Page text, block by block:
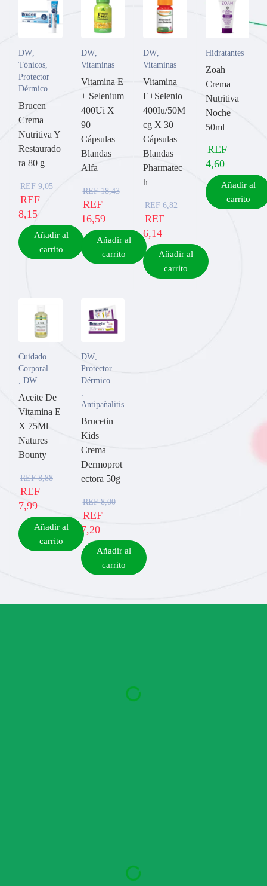
DW
Tónicos
Protector
Dérmico
Brucen
Crema
Nutritiva Y
Restaurado
ra 80 g
REF9,05
REF
8,15
Añadir al
carrito
DW,
Vitaminas
Vitamina E
+ Selenium
400Ui X
90
Cápsulas
Blandas
Alfa
REF18,43
REF
16,59
Añadir al
carrito
DW
Vitaminas
Vitamina
E+Selenio
400Iu/50M
cg X 30
Cápsulas
Blandas
Pharmatec
h
REF6,82
REF
6,14
Añadir al
carrito
Hidratantes
Zoah
Crema
Nutritiva
Noche
50ml
REF
4,60
Añadir al
carrito
Cuidado
Corporal
, DW
Aceite De
Vitamina E
X 75Ml
Natures
Bounty
REF8,88
REF
7,99
Añadir al
carrito
DW,
Protector
Dérmico
,
Antipañalitis
Brucetin
Kids
Crema
Dermoprot
ectora 50g
REF8,00
REF
7,20
Añadir al
carrito